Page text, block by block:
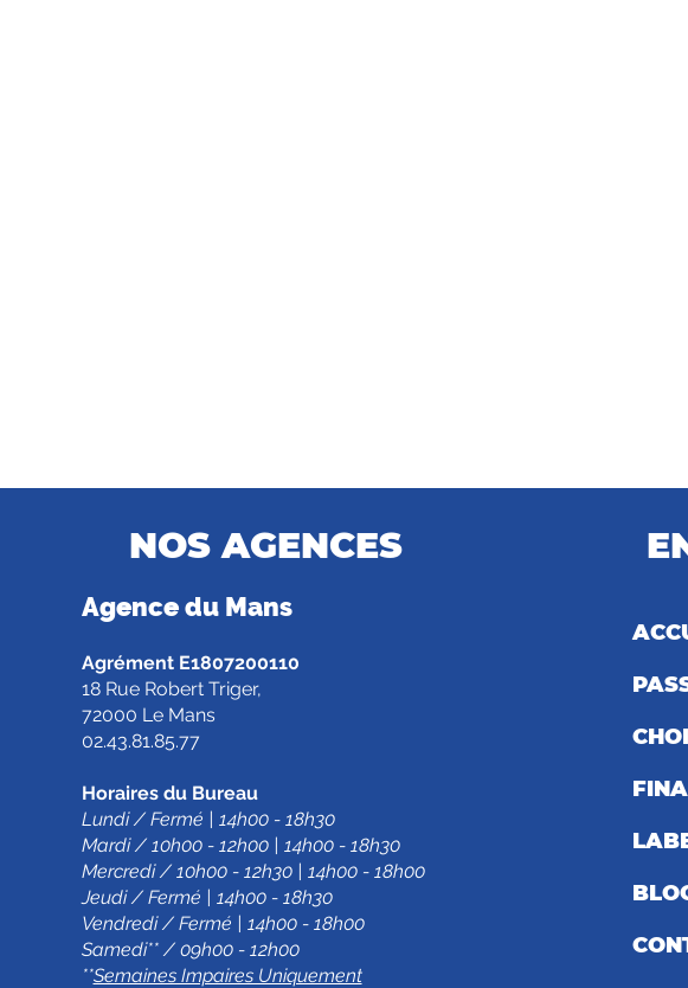
NOS AGENCES
Agence du Mans
Agrément E1807200110
18 Rue Robert Triger,
72000 Le Mans
02.43.81.85.77
Horaires du Bureau
Lundi / Fermé | 14h00 - 18h30
Mardi / 10h00 - 12h00 | 14h00 - 18h30
Mercredi / 10h00 - 12h30 | 14h00 - 18h00
Jeudi / Fermé | 14h00 - 18h30
Vendredi / Fermé | 14h00 - 18h00
Samedi** / 09h00 - 12h00
**Semaines Impaires Uniquement